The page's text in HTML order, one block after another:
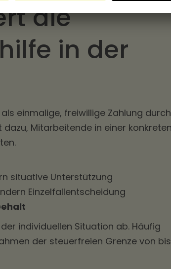
die
in der
einmalige, freiwillige Zahlung durch
Mitarbeitende in einer
situative Unterstützung
Einzelfallentscheidung
individuellen Situation ab. Häufig
der steuerfreien Grenze von